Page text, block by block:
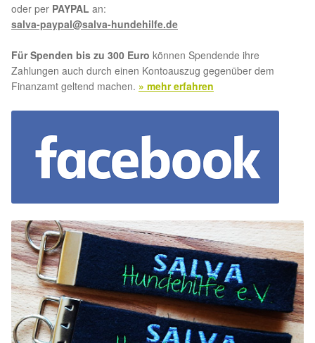
oder per PAYPAL an:
salva-paypal@salva-hundehilfe.de
Für Spenden bis zu 300 Euro können Spendende ihre
Zahlungen auch durch einen Kontoauszug gegenüber dem
Finanzamt geltend machen. » mehr erfahren